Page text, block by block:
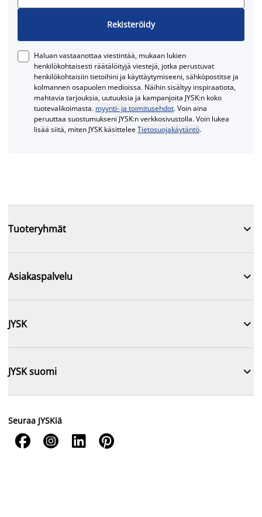
Rekisteröidy
Haluan vastaanottaa viestintää, mukaan lukien
henkilökohtaisesti räätälöityjä viestejä, jotka perustuvat
henkilökohtaisiin tietoihini ja käyttäytymiseeni, sähköpostitse ja
kolmannen osapuolen medioissa. Näihin sisältyy inspiraatiota,
mahtavia tarjouksia, uutuuksia ja kampanjoita JYSK:n koko
tuotevalikoimasta. myynti- ja toimitusehdot. Voin aina
peruuttaa suostumukseni JYSK:n verkkosivustolla. Voin lukea
lisää siitä, miten JYSK käsitteleeTietosuojakäytäntö.
Tuoteryhmät 
Asiakaspalvelu 
JYSK 
JYSK suomi 
Seuraa JYSKiä
   